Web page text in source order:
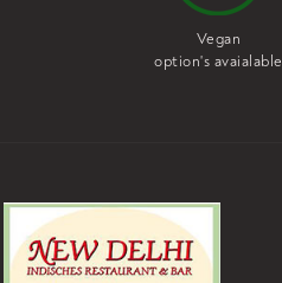
Vegan
option's avaialable